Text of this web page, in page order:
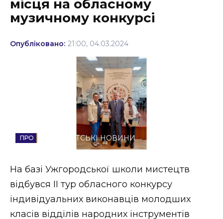
Освіта
Втрачений Ужгород
Втрачений Ужгород (відеоверсія)
місця на обласному
музичному конкурсі
Опубліковано: 21:00, 04.03.2024
ЗАКАРПАТСЬКІ НОВИНИ
На базі Ужгородської школи мистецтв
відбувся II тур обласного конкурсу
індивідуальних виконавців молодших
класів відділів народних інструментів